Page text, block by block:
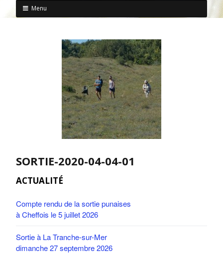
Menu
SORTIE-2020-04-04-01
ACTUALITÉ
Compte rendu de la sortie punaises
à Cheffois le 5 juillet 2026
Sortie à La Tranche-sur-Mer
dimanche 27 septembre 2026